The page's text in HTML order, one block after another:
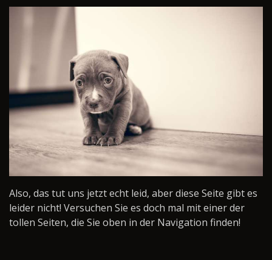
Also, das tut uns jetzt echt leid, aber diese Seite gibt es
leider nicht! Versuchen Sie es doch mal mit einer der
tollen Seiten, die Sie oben in der Navigation finden!